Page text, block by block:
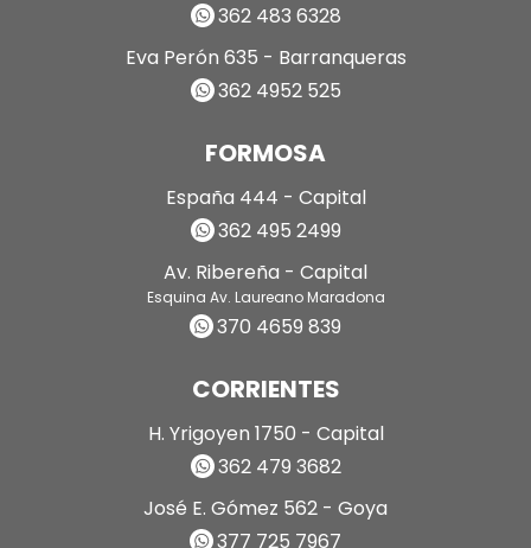
362 483 6328
Eva Perón 635 - Barranqueras
362 4952 525
FORMOSA
España 444 - Capital
362 495 2499
Av. Ribereña - Capital
Esquina Av. Laureano Maradona
370 4659 839
CORRIENTES
H. Yrigoyen 1750 - Capital
362 479 3682
José E. Gómez 562 - Goya
377 725 7967